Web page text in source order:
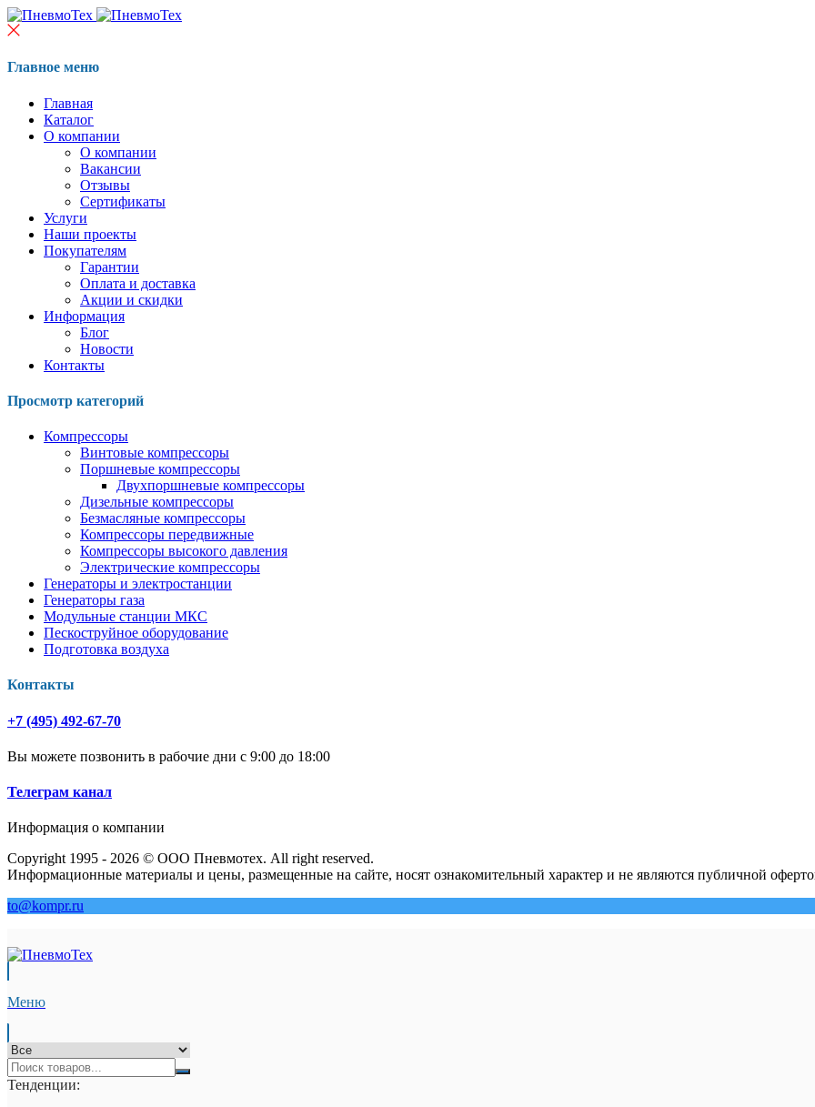
Главное меню
Главная
Каталог
О компании
О компании
Вакансии
Отзывы
Сертификаты
Услуги
Наши проекты
Покупателям
Гарантии
Оплата и доставка
Акции и скидки
Информация
Блог
Новости
Контакты
Просмотр категорий
Компрессоры
Винтовые компрессоры
Поршневые компрессоры
Двухпоршневые компрессоры
Дизельные компрессоры
Безмасляные компрессоры
Компрессоры передвижные
Компрессоры высокого давления
Электрические компрессоры
Генераторы и электростанции
Генераторы газа
Модульные станции МКС
Пескоструйное оборудование
Подготовка воздуха
Контакты
+7 (495) 492-67-70
Вы можете позвонить в рабочие дни с 9:00 до 18:00
Телеграм канал
Информация о компании
Copyright 1995 - 2026 © ООО Пневмотех. All right reserved.
Информационные материалы и цены, размещенные на сайте, носят ознакомительный характер и не являются публичной
to@kompr.ru
Меню
Тенденции: